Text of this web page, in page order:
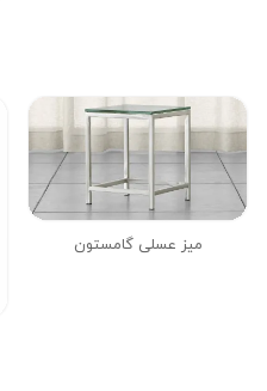
میز عسلی گامستون